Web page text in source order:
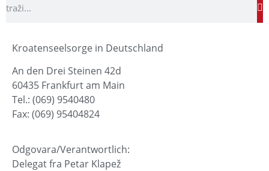
Kroatenseelsorge in Deutschland
An den Drei Steinen 42d
60435 Frankfurt am Main
Tel.: (069) 9540480
Fax: (069) 95404824
Odgovara/Verantwortlich:
Delegat fra Petar Klapež